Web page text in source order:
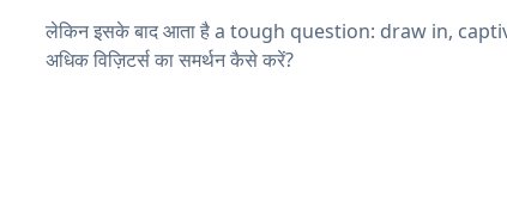
लेकिन इसके बाद आता है a tough question: draw in,
अधिक विज़िटर्स का समर्थन कैसे करें?